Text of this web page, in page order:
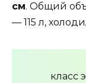
см. Общий
— 115 л,
класс